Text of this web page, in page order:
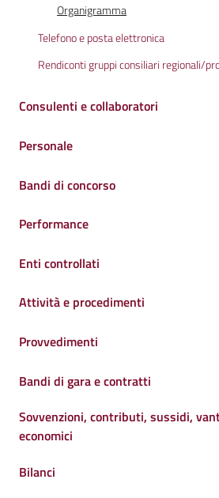
Organigramma
Telefono e posta elettronica
Rendiconti gruppi consiliari regionali/
Consulenti e collaboratori
Personale
Bandi di concorso
Performance
Enti controllati
Attività e procedimenti
Provvedimenti
Bandi di gara e contratti
Sovvenzioni, contributi, sussidi,
economici
Bilanci